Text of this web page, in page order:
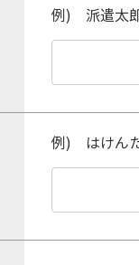
例) 派遣太
例) はけん